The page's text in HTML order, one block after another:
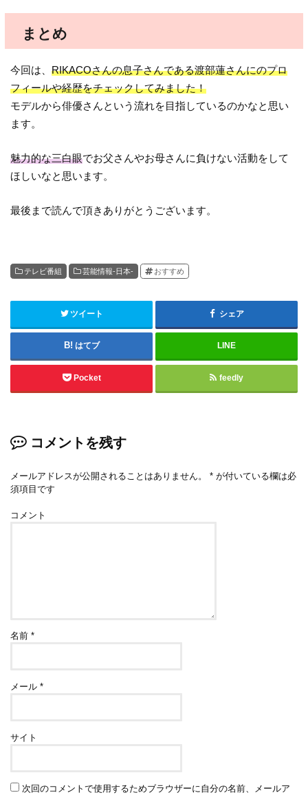
まとめ
今回は、RIKACOさんの息子さんである渡部蓮さんにのプロ
フィールや経歴をチェックしてみました！
モデルから俳優さんという流れを目指しているのかなと思い
ます。
魅力的な三白眼でお父さんやお母さんに負けない活動をして
ほしいなと思います。
最後まで読んで頂きありがとうございます。
テレビ番組 芸能情報-日本- おすすめ
ツイート シェア
はてブ LINE
Pocket feedly
コメントを残す
メールアドレスが公開されることはありません。 * が付いている欄は必
須項目です
コメント
名前*
メール*
サイト
次回のコメントで使用するためブラウザーに自分の名前、メールア